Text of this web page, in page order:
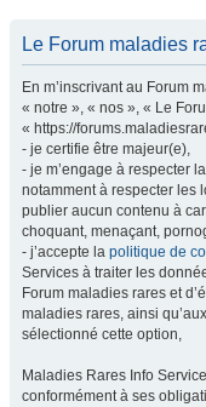
Le Forum maladies
En m’inscrivant au Forum
« notre », « nos », « Le
« https://
- je certifie être majeur(e),
- je m’engage à respecter la
notamment à respecter les
publier aucun contenu à
choquant, menaçant,
- j’accepte la politique de
Services à traiter les
Forum maladies rares et
maladies rares, ainsi
sélectionné cette option,
Maladies Rares Info
conformément à ses